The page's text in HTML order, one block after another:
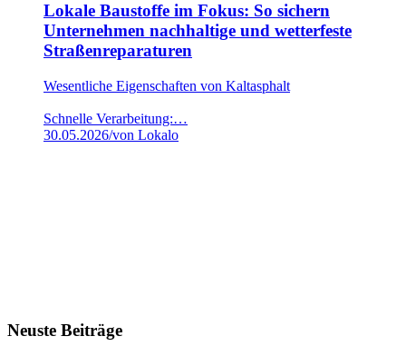
Lokale Baustoffe im Fokus: So sichern
Unternehmen nachhaltige und wetterfeste
Straßenreparaturen
Wesentliche Eigenschaften von Kaltasphalt
Schnelle Verarbeitung:…
30.05.2026/von Lokalo
Neuste Beiträge